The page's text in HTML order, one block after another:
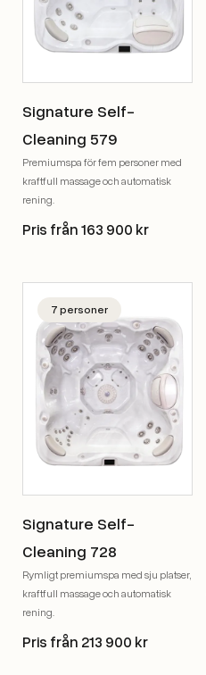
Signature Self-
Cleaning 579
Premiumspa för fem personer med
kraftfull massage och automatisk
rening.
Pris från 163 900 kr
7 personer
Signature Self-
Cleaning 728
Rymligt premiumspa med sju platser,
kraftfull massage och automatisk
rening.
Pris från 213 900 kr